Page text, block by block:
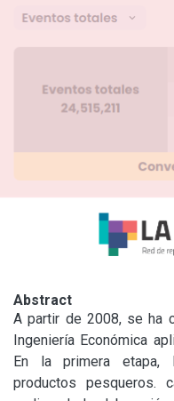
Abstract
A partir de 2008, se ha
Ingeniería Económica
En la primera etapa,
productos pesqueros.